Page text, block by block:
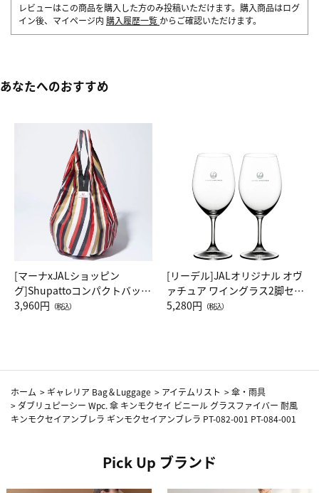
レビューはこの商品を購入した方のみ投稿いただけます。購入商品はログ
イン後、マイページ内 購入履歴一覧 からご確認いただけます。
あなたへのおすすめ
[マーナxJALショッピン
グ]Shupattoコンパクトバッグ
Drop JAL客室乗務員（LC）ス
3,960円 （税込）
[リーデル]JALオリジナル オヴ
ァチュア ワイングラス2脚セッ
ト（レッドワイン）
5,280円 （税込）
ホーム > ギャレリア Bag＆Luggage > アイテムリスト >傘・雨具
> ダブリュピーシー Wpc. 傘 キンモクセイ ビニール グラスファイバー 耐風
キンモクセイアンブレラ ギンモクセイアンブレラ PT-082-001 PT-084-001
Pick Up ブランド